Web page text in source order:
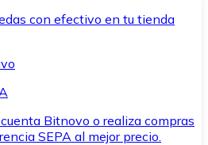
con efectivo en tu tienda
Bitnovo o realiza compras
SEPA al mejor precio.